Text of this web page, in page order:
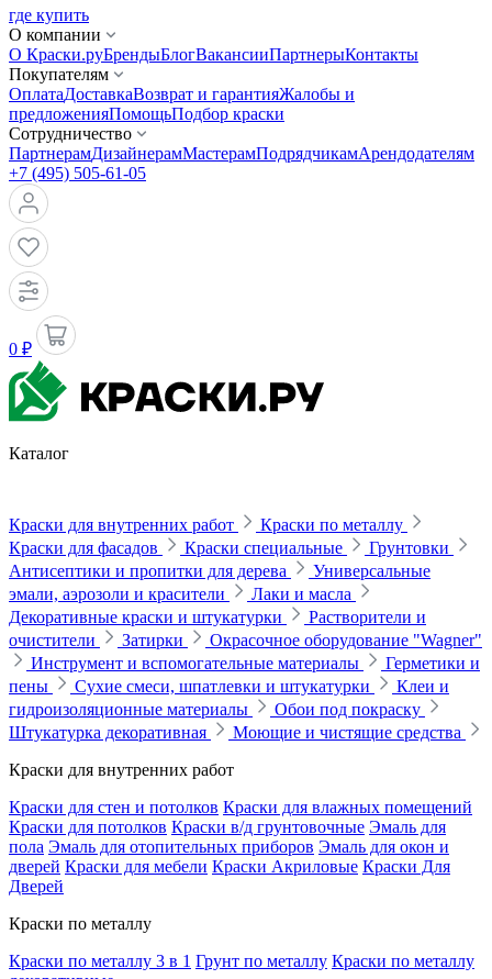
где купить
О компании
О Краски.руБрендыБлогВакансииПартнерыКонтакты
Покупателям
ОплатаДоставкаВозврат и гарантияЖалобы и
предложенияПомощьПодбор краски
Сотрудничество
ПартнерамДизайнерамМастерамПодрядчикамАрендодателям
+7 (495) 505-61-05
0 ₽
Каталог
Краски для внутренних работ
Краски по металлу
Краски для фасадов
Краски специальные
Грунтовки
Антисептики и пропитки для дерева
Универсальные
эмали, аэрозоли и красители
Лаки и масла
Декоративные краски и штукатурки
Растворители и
очистители
Затирки
Окрасочное оборудование "Wagner"
Инструмент и вспомогательные материалы
Герметики и
пены
Сухие смеси, шпатлевки и штукатурки
Клеи и
гидроизоляционные материалы
Обои под покраску
Штукатурка декоративная
Моющие и чистящие средства
Краски для внутренних работ
Краски для стен и потолков Краски для влажных помещений
Краски для потолков Краски в/д грунтовочные Эмаль для
пола Эмаль для отопительных приборов Эмаль для окон и
дверей Краски для мебели Краски Акриловые Краски Для
Дверей
Краски по металлу
Краски по металлу 3 в 1 Грунт по металлу Краски по металлу